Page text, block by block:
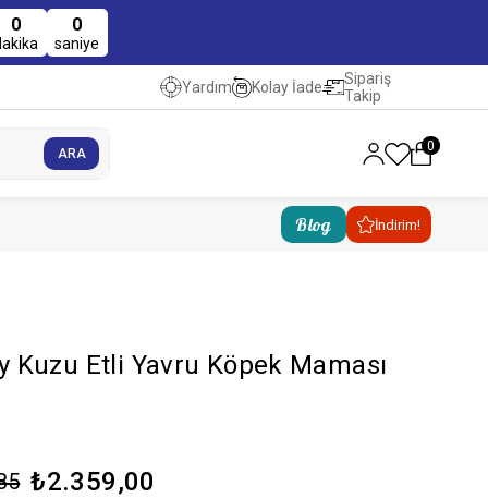
0 0
saniye
Yardım Kolay İade
Sipariş
Takip
0
Blog İndirim!
Kuzu Etli Yavru Köpek Maması
₺2.359,00